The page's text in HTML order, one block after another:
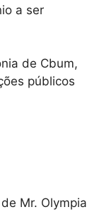
a ser
de Cbum,
públicos
Mr. Olympia